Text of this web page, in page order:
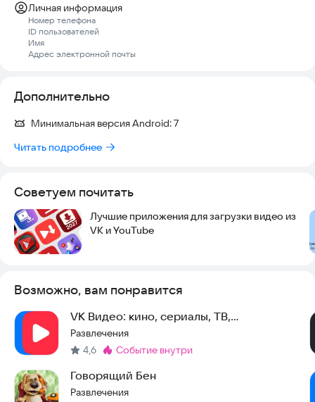
Личная информация
Номер телефона
ID пользователей
Имя
Адрес электронной почты
Дополнительно
Минимальная версия Android:7
Читать подробнее
Советуем почитать
Лучшие приложения для загрузки видео из
VK и YouTube
Возможно, вам понравится
VK Видео: кино, сериалы, ТВ,
мультфильмы и клипы
Развлечения
4,6 Метка:
событие внутри
Говорящий Бен
Развлечения